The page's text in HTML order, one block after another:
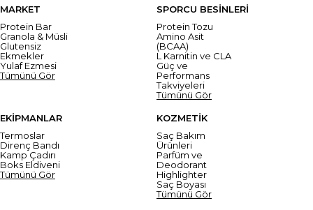
MARKET
Protein Bar
Granola & Müsli
Glutensiz
Ekmekler
Yulaf Ezmesi
Tümünü Gör
SPORCU BESİNLERİ
Protein Tozu
Amino Asit
(BCAA)
L Karnitin ve CLA
Güç ve
Performans
Takviyeleri
Tümünü Gör
EKİPMANLAR
Termoslar
Direnç Bandı
Kamp Çadırı
Boks Eldiveni
Tümünü Gör
KOZMETİK
Saç Bakım
Ürünleri
Parfüm ve
Deodorant
Highlighter
Saç Boyası
Tümünü Gör